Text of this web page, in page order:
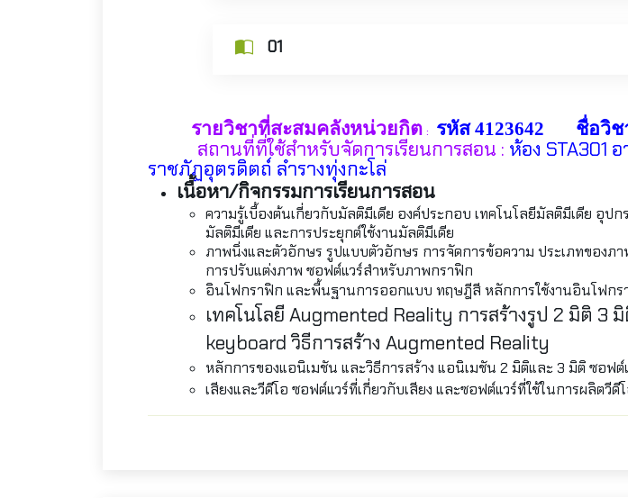
01
รายวิชาที่สะสมคลังหน่วยกิต : รหัส4123642 ชื่อวิช
สถานที่ที่ใช้สำหรับจัดการเรียนการสอน : ห้อง STA301
ราชภัฏอุตรดิตถ์ ลำรางทุ่งกะโล่
เนื้อหา/กิจกรรมการเรียนการสอน
ความรู้เบื้องต้นเกี่ยวกับมัลติมีเดีย องค์ประกอบ เทคโนโลยีมัลติมีเดีย อุ
มัลติมีเดีย และการประยุกต์ใช้งานมัลติมีเดีย
ภาพนิ่งและตัวอักษร รูปแบบตัวอักษร การจัดการข้อความ ประเภทของ
การปรับแต่งภาพ ซอฟต์แวร์สำหรับภาพกราฟิก
อินโฟกราฟิก และพื้นฐานการออกแบบ ทฤษฎีสี หลักการใช้งานอินโฟกร
เทคโนโลยี Augmented Reality การสร้างรูป 2 มิติ 3
keyboard วิธีการสร้าง Augmented Reality
หลักการของแอนิเมชัน และวิธีการสร้าง แอนิเมชัน 2 มิติและ 3 มิติ ซอฟ
เสียงและวีดีโอ ซอฟต์แวร์ที่เกี่ยวกับเสียง และซอฟต์แวร์ที่ใช้ในการผลิต